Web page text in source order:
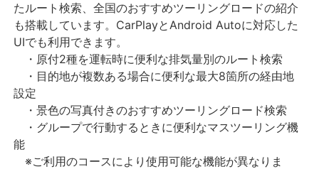
たルート検索、全国のおすすめツーリングロードの紹介
も搭載しています。CarPlayとAndroid Autoに対応した
UIでも利用できます。
・原付2種を運転時に便利な排気量別のルート検索
・目的地が複数ある場合に便利な最大8箇所の経由地
設定
・景色の写真付きのおすすめツーリングロード検索
・グループで行動するときに便利なマスツーリング機
能
※ご利用のコースにより使用可能な機能が異なりま